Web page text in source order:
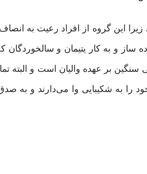
این گروه از افراد رعیت به
ساز و به کار یتیمان و سالخوردگان
سنگین بر عهده والیان است و البته
را به شکیبایی وا می‌دارند و به